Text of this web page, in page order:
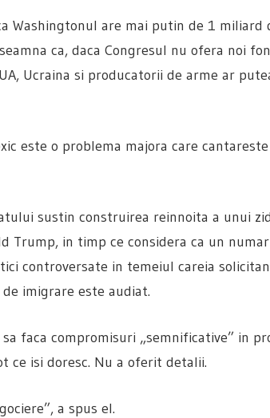
Washingtonul are mai putin de 1
ca, daca Congresul nu ofera noi
Ucraina si producatorii de arme ar
este o problema majora care
sustin construirea reinnoita a unui
Trump, in timp ce considera ca un
controversate in temeiul careia
imigrare este audiat.
faca compromisuri „semnificative” in
ce isi doresc. Nu a oferit detalii.
a spus el.